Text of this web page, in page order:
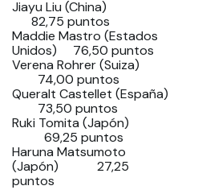
Jiayu Liu (China)
82,75 puntos
Maddie Mastro (Estados
Unidos) 76,50 puntos
Verena Rohrer (Suiza)
74,00 puntos
Queralt Castellet (España)
73,50 puntos
Ruki Tomita (Japón)
69,25 puntos
Haruna Matsumoto
(Japón) 27,25
puntos